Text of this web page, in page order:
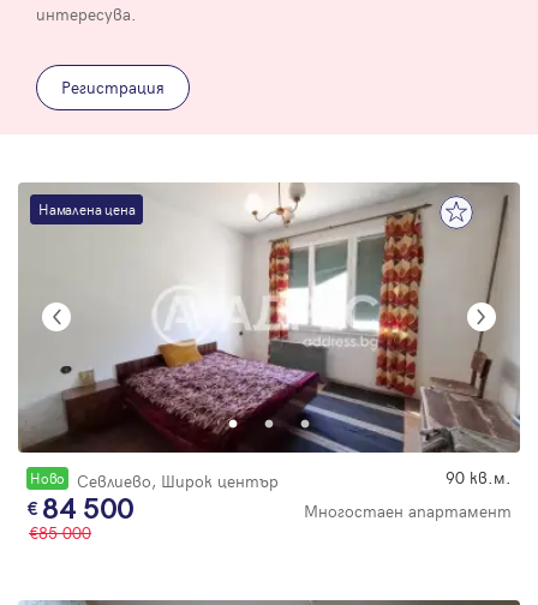
интересува.
Регистрация
Намалена цена
Новo Севлиево, Широк център 90 кв.м.
84 500
Многостаен апартамент
85 000